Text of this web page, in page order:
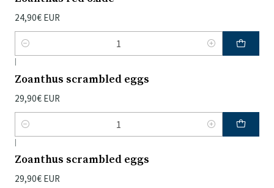
24,90€ EUR
Quantidade
|
Zoanthus scrambled eggs
29,90€ EUR
Quantidade
|
Zoanthus scrambled eggs
29,90€ EUR